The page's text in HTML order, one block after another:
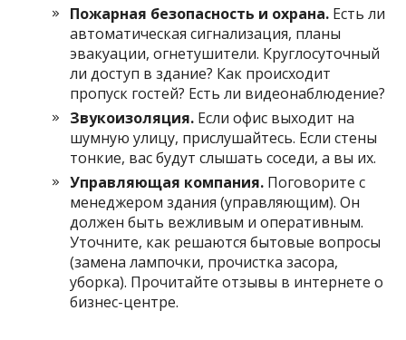
Пожарная безопасность и охрана. Есть ли
автоматическая сигнализация, планы
эвакуации, огнетушители. Круглосуточный
ли доступ в здание? Как происходит
пропуск гостей? Есть ли видеонаблюдение?
Звукоизоляция. Если офис выходит на
шумную улицу, прислушайтесь. Если стены
тонкие, вас будут слышать соседи, а вы их.
Управляющая компания. Поговорите с
менеджером здания (управляющим). Он
должен быть вежливым и оперативным.
Уточните, как решаются бытовые вопросы
(замена лампочки, прочистка засора,
уборка). Прочитайте отзывы в интернете о
бизнес-центре.